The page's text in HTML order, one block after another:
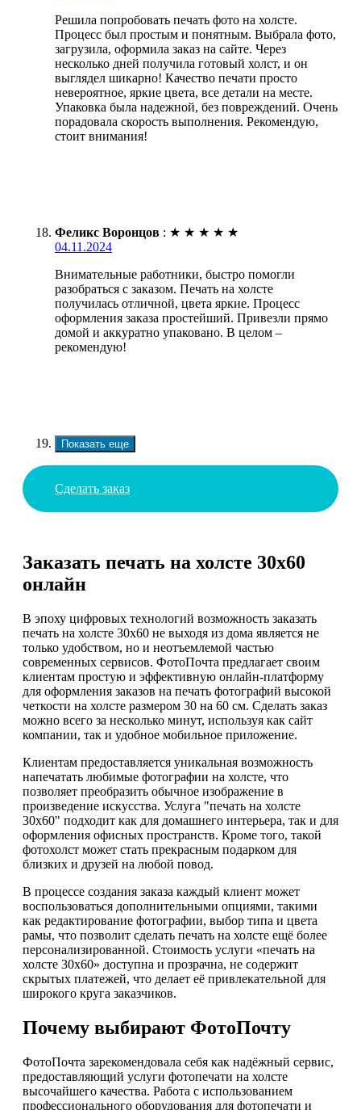
Решила попробовать печать фото на холсте.
Процесс был простым и понятным. Выбрала фото,
загрузила, оформила заказ на сайте. Через
несколько дней получила готовый холст, и он
выглядел шикарно! Качество печати просто
невероятное, яркие цвета, все детали на месте.
Упаковка была надежной, без повреждений. Очень
порадовала скорость выполнения. Рекомендую,
стоит внимания!
Феликс Воронцов : ★ ★ ★ ★ ★
04.11.2024
Внимательные работники, быстро помогли
разобраться с заказом. Печать на холсте
получилась отличной, цвета яркие. Процесс
оформления заказа простейший. Привезли прямо
домой и аккуратно упаковано. В целом –
рекомендую!
Показать еще
Сделать заказ
Заказать печать на холсте 30х60
онлайн
В эпоху цифровых технологий возможность заказать
печать на холсте 30х60 не выходя из дома является не
только удобством, но и неотъемлемой частью
современных сервисов. ФотоПочта предлагает своим
клиентам простую и эффективную онлайн-платформу
для оформления заказов на печать фотографий высокой
четкости на холсте размером 30 на 60 см. Сделать заказ
можно всего за несколько минут, используя как сайт
компании, так и удобное мобильное приложение.
Клиентам предоставляется уникальная возможность
напечатать любимые фотографии на холсте, что
позволяет преобразить обычное изображение в
произведение искусства. Услуга "печать на холсте
30х60" подходит как для домашнего интерьера, так и для
оформления офисных пространств. Кроме того, такой
фотохолст может стать прекрасным подарком для
близких и друзей на любой повод.
В процессе создания заказа каждый клиент может
воспользоваться дополнительными опциями, такими
как редактирование фотографии, выбор типа и цвета
рамы, что позволит сделать печать на холсте ещё более
персонализированной. Стоимость услуги «печать на
холсте 30х60» доступна и прозрачна, не содержит
скрытых платежей, что делает её привлекательной для
широкого круга заказчиков.
Почему выбирают ФотоПочту
ФотоПочта зарекомендовала себя как надёжный сервис,
предоставляющий услуги фотопечати на холсте
высочайшего качества. Работа с использованием
профессионального оборудования для фотопечати и